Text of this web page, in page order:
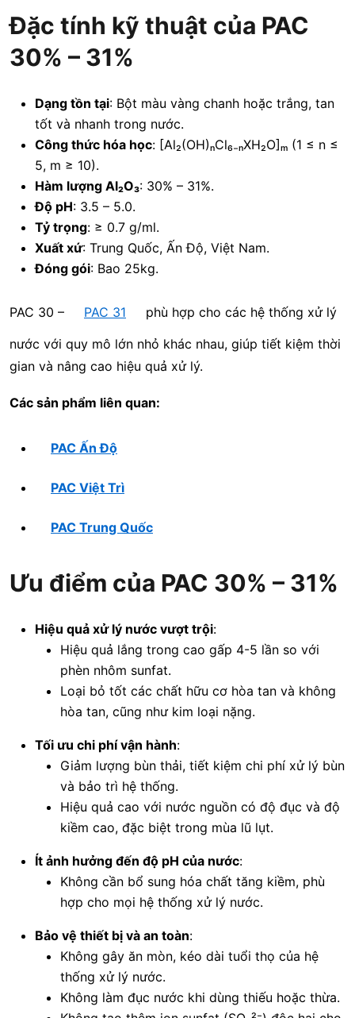
Đặc tính kỹ thuật của PAC
30% – 31%
Dạng tồn tại: Bột màu vàng chanh hoặc trắng, tan
tốt và nhanh trong nước.
Công thức hóa học: [Al₂(OH)ₙCl₆₋ₙXH₂O]ₘ (1 ≤ n ≤
5, m ≥ 10).
Hàm lượng Al₂O₃: 30% – 31%.
Độ pH: 3.5 – 5.0.
Tỷ trọng: ≥ 0.7 g/ml.
Xuất xứ: Trung Quốc, Ấn Độ, Việt Nam.
Đóng gói: Bao 25kg.
PAC 30 – PAC 31
phù hợp cho các hệ thống xử lý
nước với quy mô lớn nhỏ khác nhau, giúp tiết kiệm thời
gian và nâng cao hiệu quả xử lý.
Các sản phẩm liên quan:
PAC Ấn Độ
PAC Việt Trì
PAC Trung Quốc
Ưu điểm của PAC 30% – 31%
Hiệu quả xử lý nước vượt trội:
Hiệu quả lắng trong cao gấp 4-5 lần so với
phèn nhôm sunfat.
Loại bỏ tốt các chất hữu cơ hòa tan và không
hòa tan, cũng như kim loại nặng.
Tối ưu chi phí vận hành:
Giảm lượng bùn thải, tiết kiệm chi phí xử lý bùn
và bảo trì hệ thống.
Hiệu quả cao với nước nguồn có độ đục và độ
kiềm cao, đặc biệt trong mùa lũ lụt.
Ít ảnh hưởng đến độ pH của nước:
Không cần bổ sung hóa chất tăng kiềm, phù
hợp cho mọi hệ thống xử lý nước.
Bảo vệ thiết bị và an toàn:
Không gây ăn mòn, kéo dài tuổi thọ của hệ
thống xử lý nước.
Không làm đục nước khi dùng thiếu hoặc thừa.